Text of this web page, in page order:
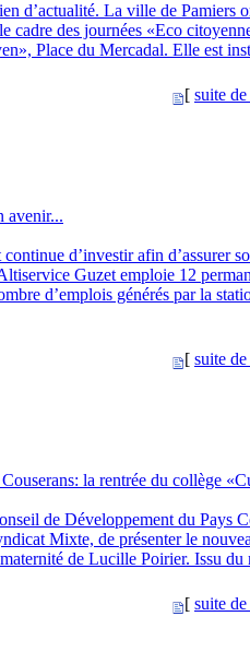
d’actualité. La ville de Pamiers
cadre des journées «Eco
Place du Mercadal. Elle est
[ suite
avenir...
d’investir afin d’assurer
Guzet emploie 12
d’emplois générés par la
[ suite
la rentrée du collège
de Développement du Pays
Mixte, de présenter le
de Lucille Poirier. Issu du
[ suite